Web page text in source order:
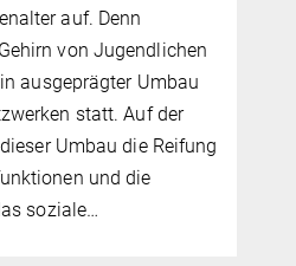
auf. Denn
von Jugendlichen
ausgeprägter Umbau
statt. Auf der
Umbau die Reifung
und die
soziale…